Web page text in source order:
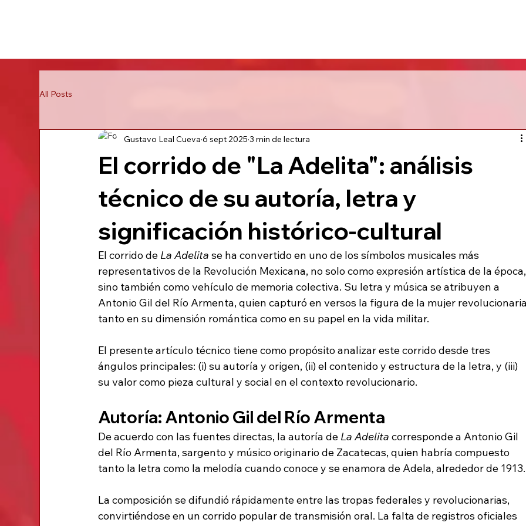
All Posts
El corrido de "La Adelita": análisis
técnico de su autoría, letra y
significación histórico-cultural
Gustavo Leal Cueva 6 sept 2025 3 min de lectura
El corrido de La Adelita se ha convertido en uno de los símbolos musicales más
representativos de la Revolución Mexicana, no solo como expresión artística de la
sino también como vehículo de memoria colectiva. Su letra y música se atribuyen a
Antonio Gil del Río Armenta, quien capturó en versos la figura de la mujer
tanto en su dimensión romántica como en su papel en la vida militar.
El presente artículo técnico tiene como propósito analizar este corrido desde tres
ángulos principales: (i) su autoría y origen, (ii) el contenido y estructura de la letra, y (iii)
su valor como pieza cultural y social en el contexto revolucionario.
Autoría: Antonio Gil del Río Armenta
De acuerdo con las fuentes directas, la autoría de La Adelita corresponde a Antonio Gil
del Río Armenta, sargento y músico originario de Zacatecas, quien habría compuesto
tanto la letra como la melodía cuando conoce y se enamora de Adela, alrededor de 1913.
La composición se difundió rápidamente entre las tropas federales y revolucionarias,
convirtiéndose en un corrido popular de transmisión oral. La falta de registros oficiales